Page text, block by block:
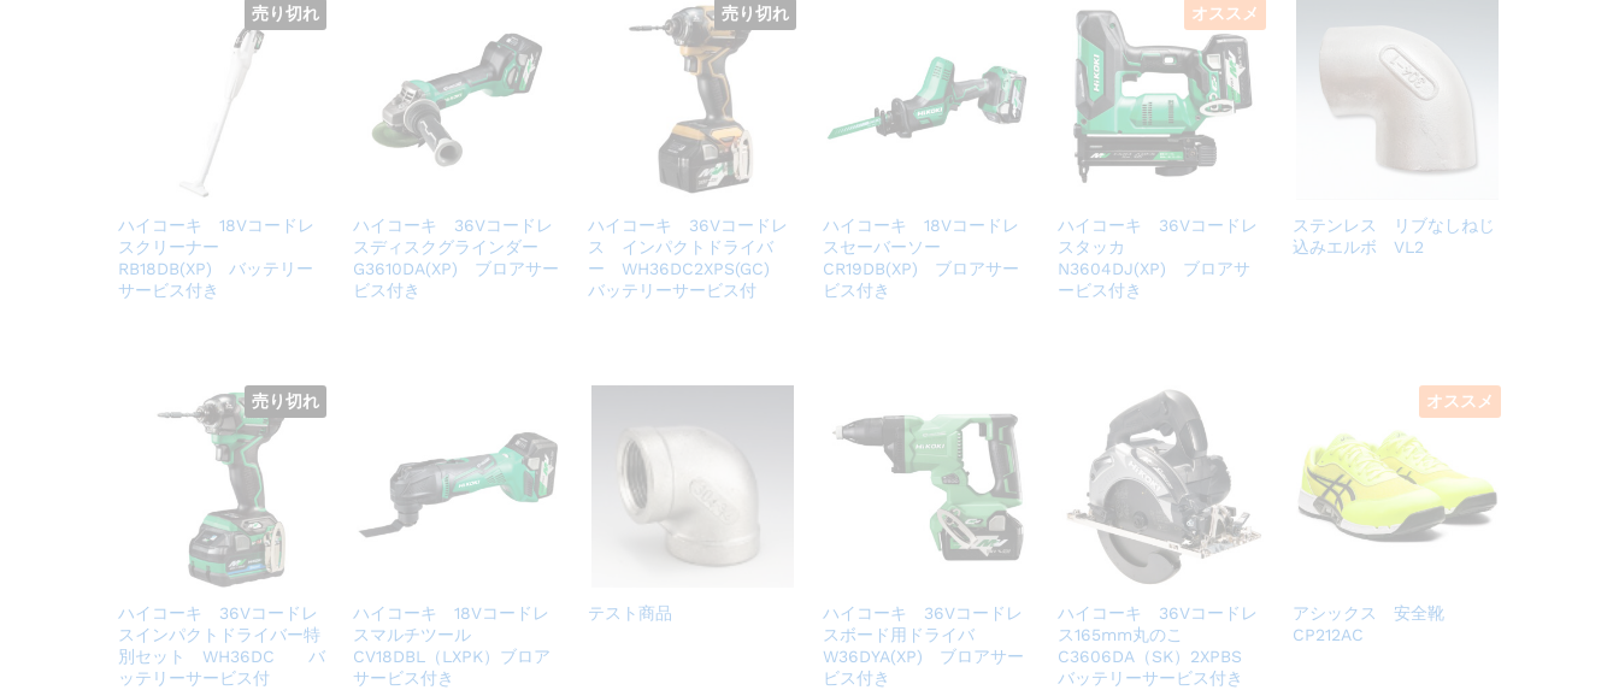
売り切れ
ハイコーキ 18Vコードレ
スクリーナー
RB18DB(XP) バッテリー
サービス付き
ハイコーキ 36Vコードレ
スディスクグラインダー
G3610DA(XP) ブロアサー
ビス付き
売り切れ
ハイコーキ 36Vコードレ
ス インパクトドライバ
ー WH36DC2XPS(GC)
バッテリーサービス付
ハイコーキ 18Vコードレ
スセーバーソー
CR19DB(XP) ブロアサー
ビス付き
オススメ
ハイコーキ 36Vコードレ
スタッカ
N3604DJ(XP) ブロアサ
ービス付き
ステンレス リブなしねじ
込みエルボ VL2
売り切れ
ハイコーキ 36Vコードレ
スインパクトドライバー特
別セット WH36DC バ
ッテリーサービス付
ハイコーキ 18Vコードレ
スマルチツール
CV18DBL（LXPK）ブロア
サービス付き
テスト商品
ハイコーキ 36Vコードレ
スボード用ドライバ
W36DYA(XP) ブロアサー
ビス付き
ハイコーキ 36Vコードレ
ス165mm丸のこ
C3606DA（SK）2XPBS
バッテリーサービス付き
オススメ
アシックス 安全靴
CP212AC